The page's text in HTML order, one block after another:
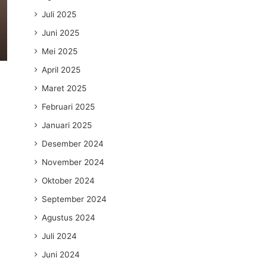
Juli 2025
Juni 2025
Mei 2025
April 2025
Maret 2025
Februari 2025
Januari 2025
Desember 2024
November 2024
Oktober 2024
September 2024
Agustus 2024
Juli 2024
Juni 2024